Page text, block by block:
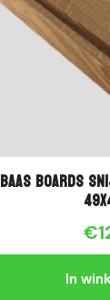
Baas Boards
In